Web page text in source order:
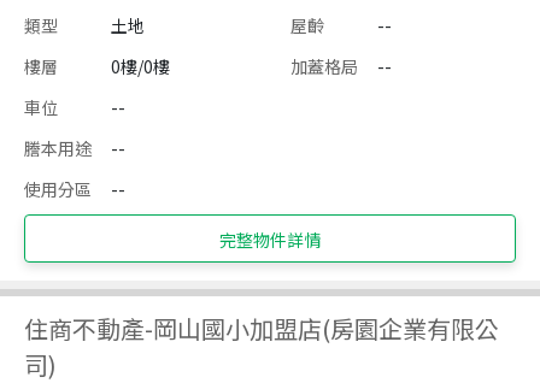
類型 土地 屋齡
--
樓層
0樓/0樓 加蓋格局
--
車位
--
謄本用途
--
使用分區
--
完整物件詳情
住商不動產-岡山國小加盟店(房園企業有限公
司)